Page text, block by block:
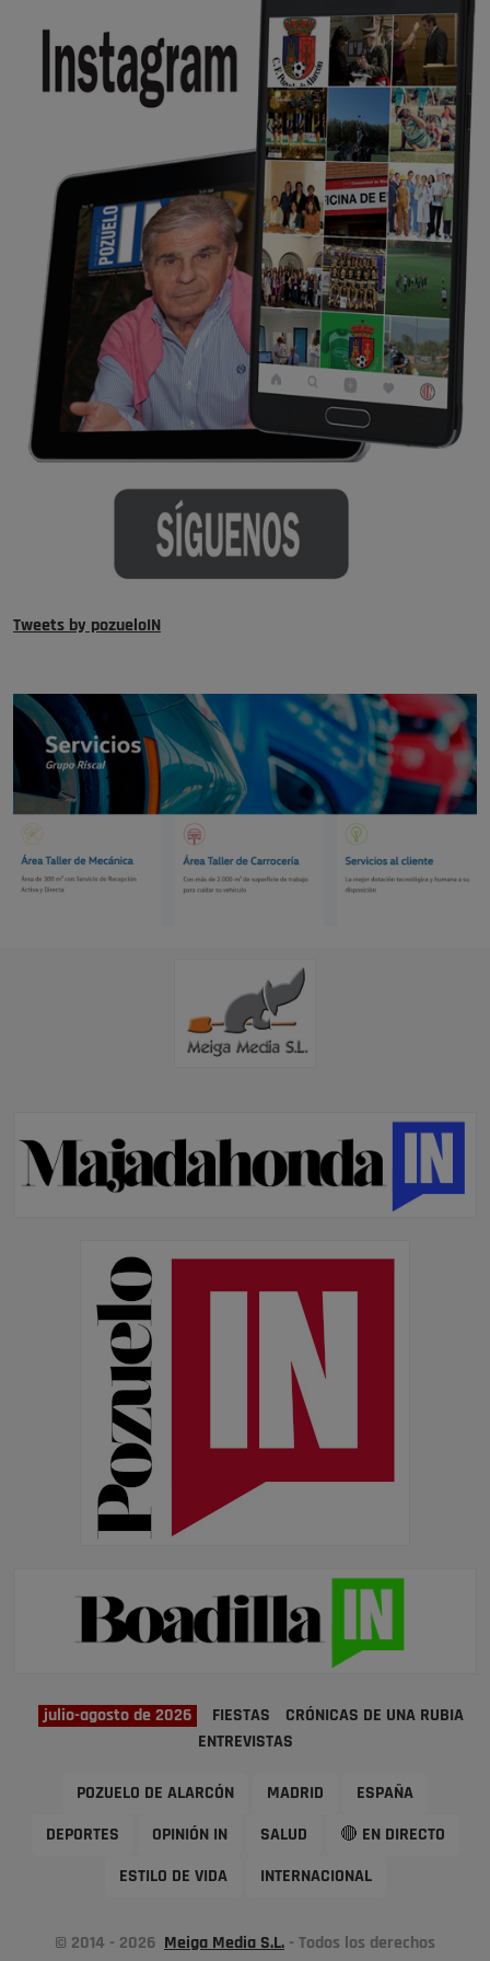
Tweets by pozueloIN
julio-agosto de 2026 FIESTAS
CRÓNICAS DE UNA RUBIA
ENTREVISTAS
POZUELO DE ALARCÓN MADRID ESPAÑA
DEPORTES OPINIÓN IN SALUD 🔴 EN DIRECTO
ESTILO DE VIDA INTERNACIONAL
© 2014 - 2026 Meiga Media S.L. - Todos los derechos